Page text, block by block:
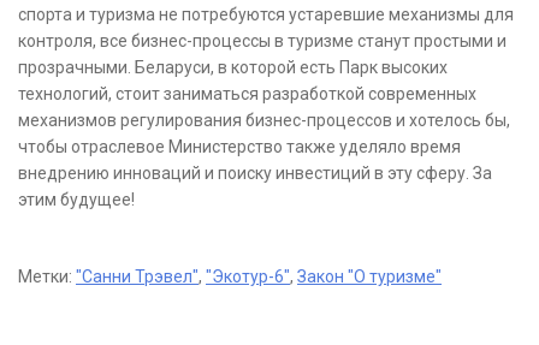
спорта и туризма не потребуются устаревшие механизмы для
контроля, все бизнес-процессы в туризме станут простыми и
прозрачными. Беларуси, в которой есть Парк высоких
технологий, стоит заниматься разработкой современных
механизмов регулирования бизнес-процессов и хотелось бы,
чтобы отраслевое Министерство также уделяло время
внедрению инноваций и поиску инвестиций в эту сферу. За
этим будущее!
Метки: "Санни Трэвел", "Экотур-6", Закон "О туризме"